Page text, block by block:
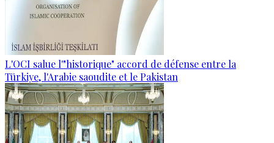
L'OCI salue l'"historique" accord de défense entre la
Türkiye, l'Arabie saoudite et le Pakistan